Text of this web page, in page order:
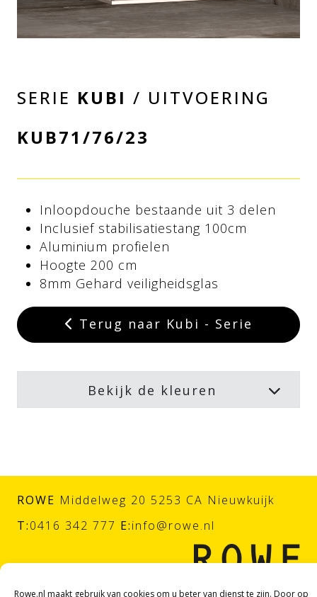
Rowe.nl maakt gebruik van cookies om u beter van dienst te zijn. Door op
SERIE KUBI / UITVOERING
KUB71/76/23
Inloopdouche bestaande uit 3 delen
Inclusief stabilisatiestang 100cm
Aluminium profielen
Hoogte 200 cm
8mm Gehard veiligheidsglas
Terug naar Kubi - Serie
Bekijk de kleuren
ROWE Middelweg 20 5253 CA Nieuwkuijk
T:0416 342 777 E:info@rowe.nl